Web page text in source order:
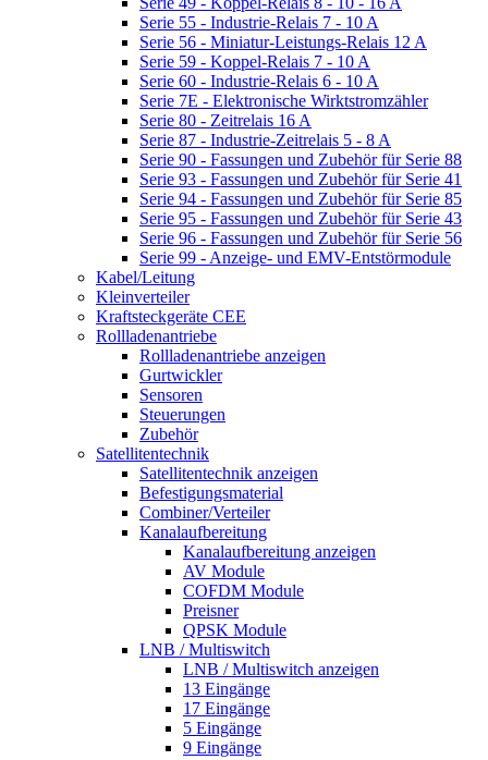
Serie 55 - Industrie-Relais 7 - 10 A
Serie 56 - Miniatur-Leistungs-Relais 12 A
Serie 59 - Koppel-Relais 7 - 10 A
Serie 60 - Industrie-Relais 6 - 10 A
Serie 7E - Elektronische Wirktstromzähler
Serie 80 - Zeitrelais 16 A
Serie 87 - Industrie-Zeitrelais 5 - 8 A
Serie 90 - Fassungen und Zubehör für Serie 88
Serie 93 - Fassungen und Zubehör für Serie 41
Serie 94 - Fassungen und Zubehör für Serie 85
Serie 95 - Fassungen und Zubehör für Serie 43
Serie 96 - Fassungen und Zubehör für Serie 56
Serie 99 - Anzeige- und EMV-Entstörmodule
Kabel/Leitung
Kleinverteiler
Kraftsteckgeräte CEE
Rollladenantriebe
Rollladenantriebe anzeigen
Gurtwickler
Sensoren
Steuerungen
Zubehör
Satellitentechnik
Satellitentechnik anzeigen
Befestigungsmaterial
Combiner/Verteiler
Kanalaufbereitung
Kanalaufbereitung anzeigen
AV Module
COFDM Module
Preisner
QPSK Module
LNB / Multiswitch
LNB / Multiswitch anzeigen
13 Eingänge
17 Eingänge
5 Eingänge
9 Eingänge